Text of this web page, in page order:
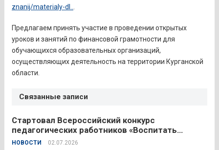
znanij/materialy-dl..
Предлагаем принять участие в проведении открытых
уроков и занятий по финансовой грамотности для
обучающихся образовательных организаций,
осуществляющих деятельность на территории Курганской
области.
Связанные записи
Стартовал Всероссийский конкурс
педагогических работников «Воспитать
человека – 2026»
НОВОСТИ 02.07.2026